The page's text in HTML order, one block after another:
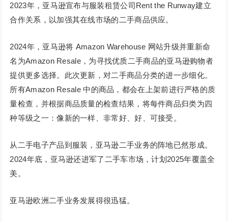
2023年，亚马逊宣布与服装租赁公司Rent the Runway建立
合作关系，以加强其在线市场的二手商品供应。
2024年，亚马逊将 Amazon Warehouse 网站升级并重新命
名为Amazon Resale，为寻找优质二手商品的亚马逊购物者
提供更多选择。此次更新，对二手商品分类的进一步细化。
所有Amazon Resale 中的商品，都会在上架前进行严格的质
量检查，并根据商品质量的检查结果，将每件商品归类为四
种等级之一：像新的一样、非常好、好、可接受。
从二手电子产品到服装，亚马逊二手业务的阵地已然形成。
2024年底，亚马逊还进军了二手车市场，计划2025年覆盖全
美。
亚马逊欧洲二手业务发展得很迅猛。